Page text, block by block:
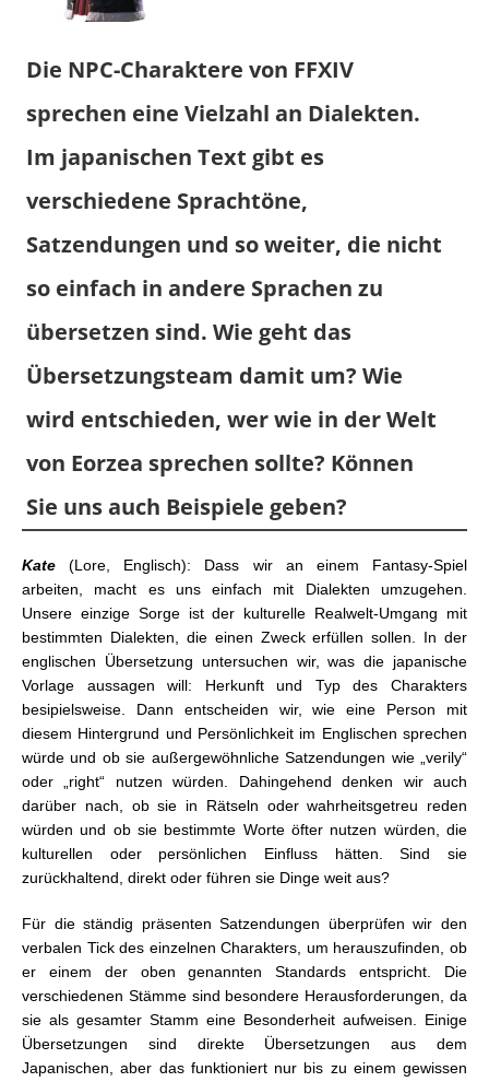
Die NPC-Charaktere von FFXIV
sprechen eine Vielzahl an Dialekten.
Im japanischen Text gibt es
verschiedene Sprachtöne,
Satzendungen und so weiter, die nicht
so einfach in andere Sprachen zu
übersetzen sind. Wie geht das
Übersetzungsteam damit um? Wie
wird entschieden, wer wie in der Welt
von Eorzea sprechen sollte? Können
Sie uns auch Beispiele geben?
Kate(Lore, Englisch): Dass wir an einem Fantasy-Spiel
arbeiten, macht es uns einfach mit Dialekten umzugehen.
Unsere einzige Sorge ist der kulturelle Realwelt-Umgang mit
bestimmten Dialekten, die einen Zweck erfüllen sollen. In der
englischen Übersetzung untersuchen wir, was die japanische
Vorlage aussagen will: Herkunft und Typ des Charakters
besipielsweise. Dann entscheiden wir, wie eine Person mit
diesem Hintergrund und Persönlichkeit im Englischen sprechen
würde und ob sie außergewöhnliche Satzendungen wie „verily“
oder „right“ nutzen würden. Dahingehend denken wir auch
darüber nach, ob sie in Rätseln oder wahrheitsgetreu reden
würden und ob sie bestimmte Worte öfter nutzen würden, die
kulturellen oder persönlichen Einfluss hätten. Sind sie
zurückhaltend, direkt oder führen sie Dinge weit aus?
Für die ständig präsenten Satzendungen überprüfen wir den
verbalen Tick des einzelnen Charakters, um herauszufinden, ob
er einem der oben genannten Standards entspricht. Die
verschiedenen Stämme sind besondere Herausforderungen, da
sie als gesamter Stamm eine Besonderheit aufweisen. Einige
Übersetzungen sind direkte Übersetzungen aus dem
Japanischen, aber das funktioniert nur bis zu einem gewissen